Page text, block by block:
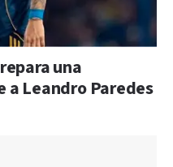
una
a Leandro Paredes